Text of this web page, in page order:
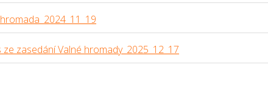
ze zasedání Valné hromady_2025_12_17